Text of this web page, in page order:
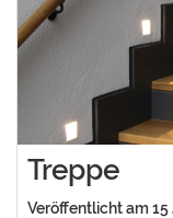
Treppe
Veröffentlicht am 15